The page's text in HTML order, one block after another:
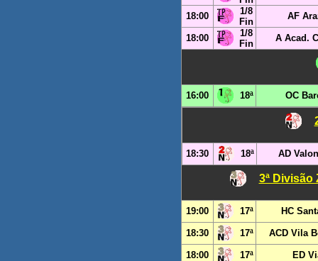
18:00
1/8
Fin
AF
18:00
1/8
Fin
A Acad.
16:00 18ª OC
18:30 18ª AD
3ª Divisão
19:00 17ª HC
18:30 17ª ACD Vila
18:00 17ª ED